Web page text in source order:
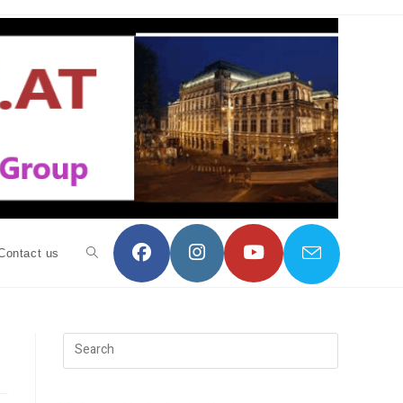
us Toggle
Escape